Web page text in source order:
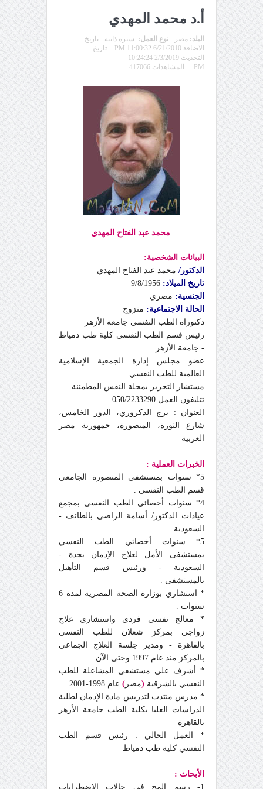
أ.د محمد المهدي
البلد: مصر نوع العمل: سيرة ذاتية
تاريخ
الاضافة 6/21/2010 11:00:32 PM
تاريخ
التحديث 2/3/2019 10:24:24
PM
المشاهدات 417066
محمد عبد الفتاح المهدي
البيانات الشخصية:
الدكتور/ محمد عبد الفتاح المهدي
تاريخ الميلاد:
الجنسية: مصري
الحالة الاجتماعية: متزوج
دكتوراه الطب النفسي جامعة الأزهر
رئيس قسم الطب النفسي كلية طب دمياط
- جامعة الأزهر
عضو مجلس إدارة الجمعية الإسلامية
العالمية للطب النفسي
مستشار التحرير بمجلة النفس المطمئنة
تتليفون العمل 050/2233290
العنوان : برج الدكروري، الدور الخامس،
شارع الثورة، المنصورة، جمهورية مصر
العربية
الخبرات العملية :
5* سنوات بمستشفى المنصورة الجامعي
قسم الطب النفسي .
4* سنوات أخصائي الطب النفسي بمجمع
عيادات الدكتور/ أسامة الراضي بالطائف -
السعودية .
5* سنوات أخصائي الطب النفسي
بمستشفى الأمل لعلاج الإدمان بجدة -
السعودية - ورئيس قسم التأهيل
بالمستشفى .
* استشاري بوزارة الصحة المصرية لمدة 6
سنوات .
* معالج نفسي فردي واستشاري علاج
زواجي بمركز شعلان للطب النفسي
بالقاهرة - ومدير جلسة العلاج الجماعي
بالمركز منذ عام 1997 وحتى الآن .
* أشرف على مستشفى المشاعلة للطب
النفسي بالشرقية (مصر ) عام 1998-2001 .
* مدرس منتدب لتدريس مادة الإدمان لطلبة
الدراسات العليا بكلية الطب جامعة الأزهر
بالقاهرة
* العمل الحالي : رئيس قسم الطب
النفسي كلية طب دمياط
الأبحاث :
1- رسم المخ في حالات الاضطرابات